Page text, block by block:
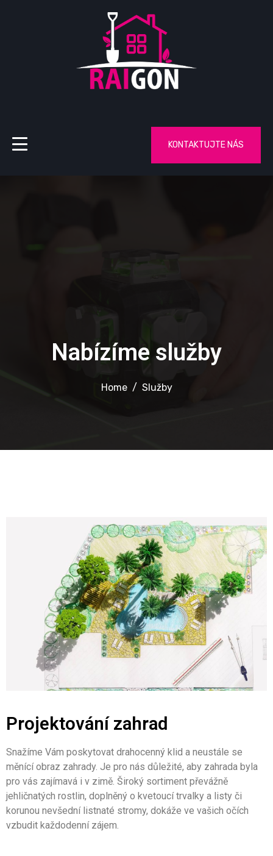
KONTAKTUJTE NÁS
Nabízíme služby
Home Služby
Projektování zahrad
Snažíme Vám poskytovat drahocenný klid a neustále se
měnící obraz zahrady. Je pro nás důležité, aby zahrada byla
pro vás zajímavá i v zimě. Široký sortiment převážně
jehličnatých rostlin, doplněný o kvetoucí trvalky a listy či
korunou nevšední listnaté stromy, dokáže ve vašich očích
vzbudit každodenní zájem.